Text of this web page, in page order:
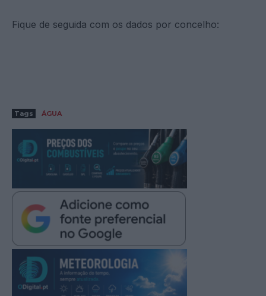
Fique de seguida com os dados por concelho:
Tags ÁGUA